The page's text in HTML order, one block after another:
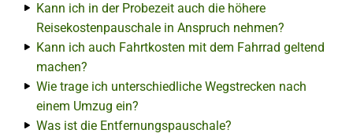
Kann ich in der Probezeit auch die höhere
Reisekostenpauschale in Anspruch nehmen?
Kann ich auch Fahrtkosten mit dem Fahrrad geltend
machen?
Wie trage ich unterschiedliche Wegstrecken nach
einem Umzug ein?
Was ist die Entfernungspauschale?